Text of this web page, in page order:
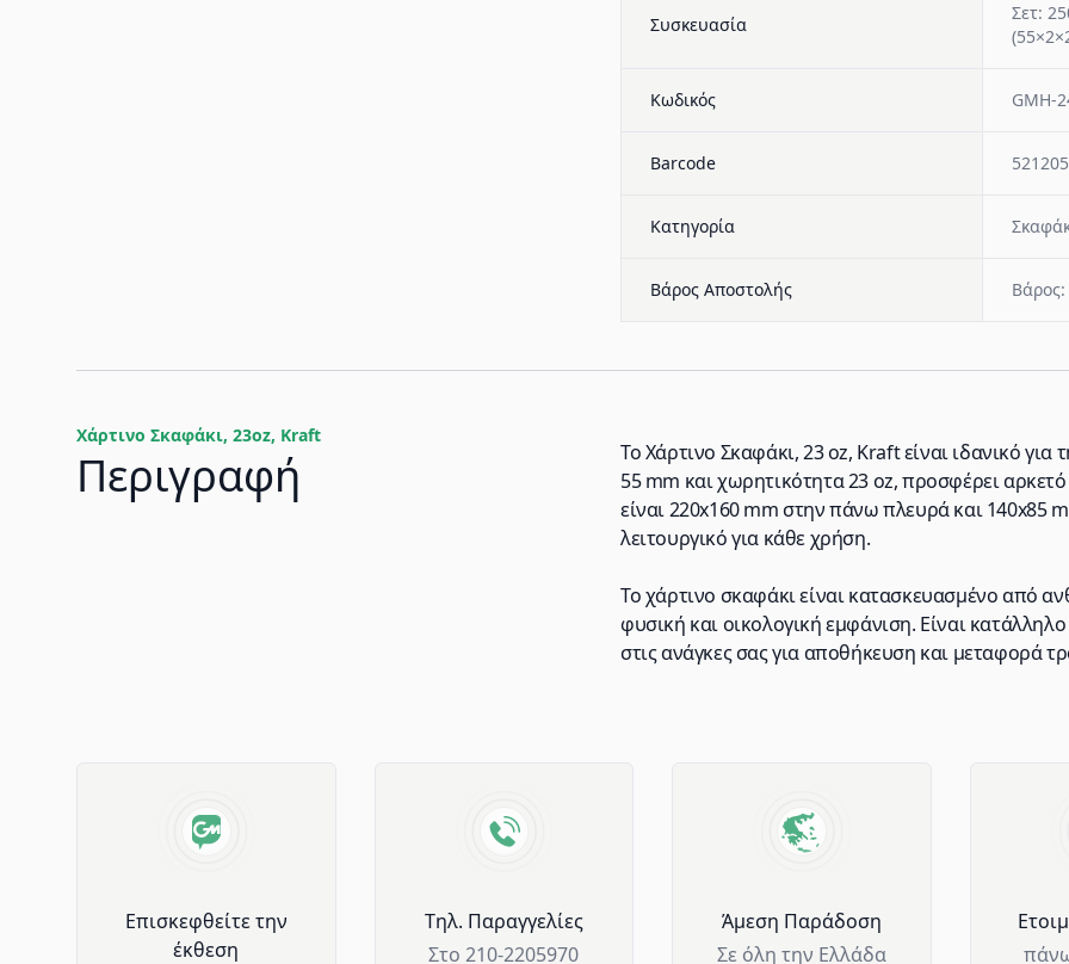
Συσκευασία
Σετ:
Κωδικός GMH-
Barcode
Κατηγορία
Βάρος Αποστολής
Χάρτινο Σκαφάκι, 23oz, Kraft
Περιγραφή
Το Χάρτινο Σκαφάκι, 23 oz, Kraft είναι ιδανικό
55 mm και χωρητικότητα 23 oz, προσφέρει
είναι 220x160 mm στην πάνω πλευρά και 140x85
λειτουργικό για κάθε χρήση.
Το χάρτινο σκαφάκι είναι κατασκευασμένο από
φυσική και οικολογική εμφάνιση. Είναι
στις ανάγκες σας για αποθήκευση και μεταφορά
Επισκεφθείτε την
έκθεση
Tηλ. Παραγγελίες
Στο 210-2205970
Άμεση Παράδοση
Σε όλη την Ελλάδα